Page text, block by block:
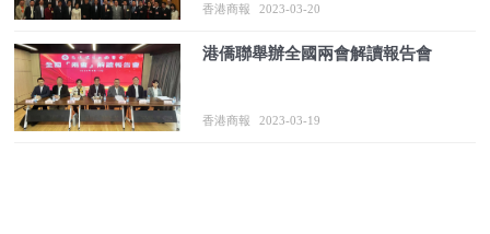
香港商報 2023-03-20
港僑聯舉辦全國兩會解讀報告會
香港商報 2023-03-19